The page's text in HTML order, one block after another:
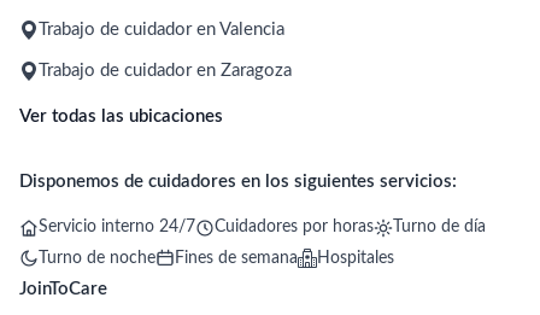
Trabajo de cuidador en Valencia
Trabajo de cuidador en Zaragoza
Ver todas las ubicaciones
Disponemos de cuidadores en los siguientes servicios:
Servicio interno 24/7 Cuidadores por horas
Turno de día
Turno de noche
Fines de semana Hospitales
JoinToCare